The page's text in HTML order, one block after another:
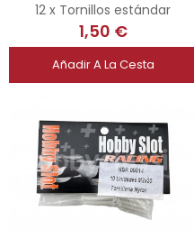
12 x Tornillos estándar
1,50 €
Añadir A La Cesta